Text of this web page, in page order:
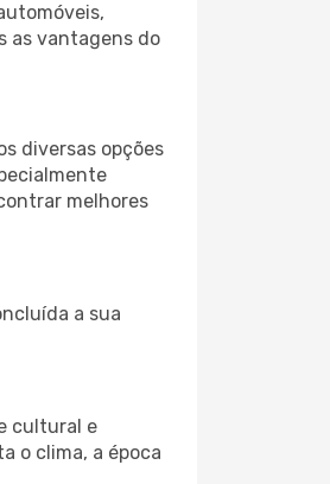
as vantagens do
diversas opções
melhores
a sua
cultural e
o clima, a época